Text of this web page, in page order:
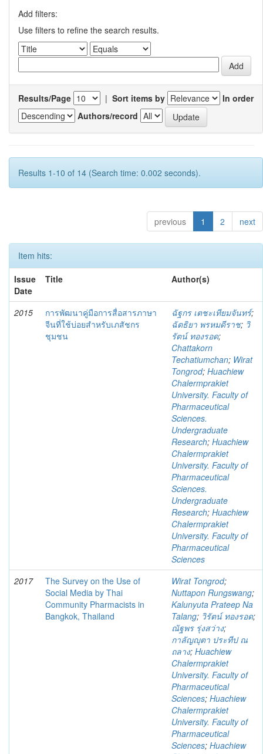
Add filters:
Use filters to refine the search results.
Results/Page | Sort items by
In order
Authors/record
Results 1-10 of 14 (Search time: 0.002 seconds).
previous 1 2 next
Item hits:
Issue
Date
Title Author(s)
2015
การพัฒนาคู่มือการสื่อสารภาษา
จีนที่ใช้บ่อยสำหรับเภสัชกร
ชุมชน
ฉัฐกร เตชะเทียมจันทร์;
ฉัตธิยา พรหมดีราช; วิ
รัตน์ ทองรอด;
Chattakorn
Techatiumchan; Wirat
Tongrod; Huachiew
Chalermprakiet
University. Faculty of
Pharmaceutical
Sciences.
Undergraduate
Research; Huachiew
Chalermprakiet
University. Faculty of
Pharmaceutical
Sciences.
Undergraduate
Research; Huachiew
Chalermprakiet
University. Faculty of
Pharmaceutical
Sciences
2017
The Survey on the Use of
Social Media by Thai
Community Pharmacists in
Bangkok, Thailand
Wirat Tongrod;
Nuttapon Rungswang;
Kalunyuta Prateep Na
Talang; วิรัตน์ ทองรอด;
ณัฐพร รุ่งสว่าง;
กาลัญญุตา ประทีป ณ
ถลาง; Huachiew
Chalermprakiet
University. Faculty of
Pharmaceutical
Sciences; Huachiew
Chalermprakiet
University. Faculty of
Pharmaceutical
Sciences; Huachiew